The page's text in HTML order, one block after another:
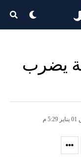
5.3 درجة يضرب
م